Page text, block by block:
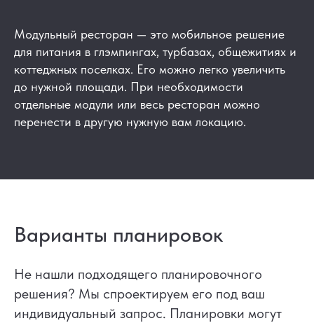
Модульный ресторан — это мобильное решение
для питания в глэмпингах, турбазах, общежитиях и
коттеджных поселках. Его можно легко увеличить
до нужной площади. При необходимости
отдельные модули или весь ресторан можно
перенести в другую нужную вам локацию.
Варианты планировок
Не нашли подходящего планировочного
решения? Мы спроектируем его под ваш
индивидуальный запрос. Планировки могут